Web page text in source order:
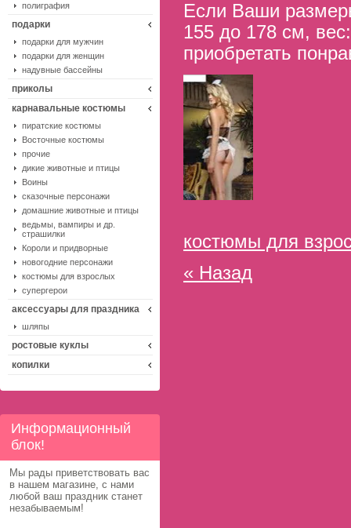
Если Ваши
155 до 178 см,
приобретать
костюмы для
« Назад
полиграфия
подарки
подарки для мужчин
подарки для женщин
надувные бассейны
приколы
карнавальные костюмы
пиратские костюмы
Восточные костюмы
прочие
дикие животные и птицы
Воины
сказочные персонажи
домашние животные и птицы
ведьмы, вампиры и др.
страшилки
Короли и придворные
новогодние персонажи
костюмы для взрослых
супергерои
аксессуары для праздника
шляпы
ростовые куклы
копилки
Информационный
блок!
Мы рады приветствовать вас
в нашем магазине, с нами
любой ваш праздник станет
незабываемым!